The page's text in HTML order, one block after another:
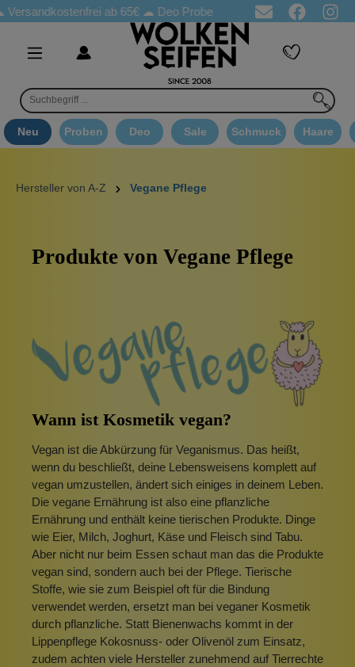
ab 65€☁ Deo Proben in jeder Bestellung ☁
Neu Proben Deo Sale Schmuck Haare
Hersteller von A-Z Vegane Pflege
Produkte von Vegane Pflege
Wann ist Kosmetik vegan?
Vegan ist die Abkürzung für Veganismus. Das heißt,
wenn du beschließt, deine Lebensweisens komplett auf
vegan umzustellen, ändert sich einiges in deinem Leben.
Die vegane Ernährung ist also eine pflanzliche
Ernährung und enthält keine tierischen Produkte. Dinge
wie Eier, Milch, Joghurt, Käse und Fleisch sind Tabu.
Aber nicht nur beim Essen schaut man das die Produkte
vegan sind, sondern auch bei der Pflege. Tierische
Stoffe, wie sie zum Beispiel oft für die Bindung
verwendet werden, ersetzt man bei veganer Kosmetik
durch pflanzliche. Statt Bienenwachs kommt in der
Lippenpflege Kokosnuss- oder Olivenöl zum Einsatz,
zudem achten viele Hersteller zunehmend auf Tierrechte